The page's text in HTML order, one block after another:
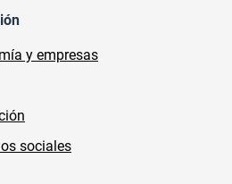
y empresas
sociales